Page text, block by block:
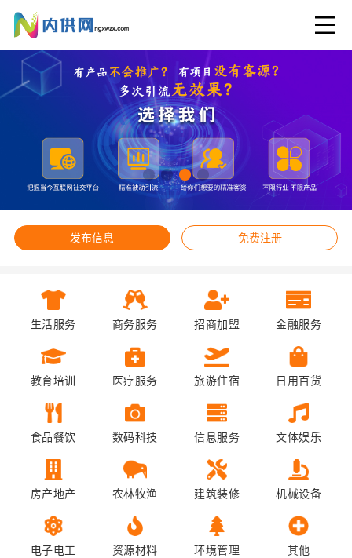
发布信息 免费注册
生活服务 商务服务 招商加盟 金融服务
教育培训 医疗服务 旅游住宿 日用百货
食品餐饮 数码科技 信息服务 文体娱乐
房产地产 农林牧渔 建筑装修 机械设备
电子电工 资源材料 环境管理 其他